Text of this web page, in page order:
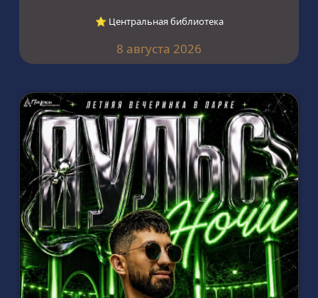
⭐︎ Центральная библиотека
8 августа 2026